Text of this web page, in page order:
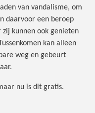
van vandalisme, om
daarvoor een beroep
kunnen ook genieten
kan alleen
weg en gebeurt
nu is dit gratis.